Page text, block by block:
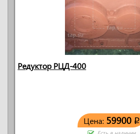
Редуктор РЦД-400
Цена: 59900 q